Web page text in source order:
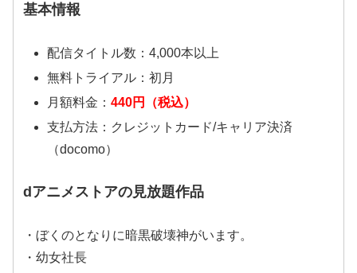
基本情報
配信タイトル数：4,000本以上
無料トライアル：初月
月額料金： 440円（税込）
支払方法：クレジットカード/キャリア決済
（docomo）
dアニメストアの見放題作品
・ぼくのとなりに暗黒破壊神がいます。
・幼女社長